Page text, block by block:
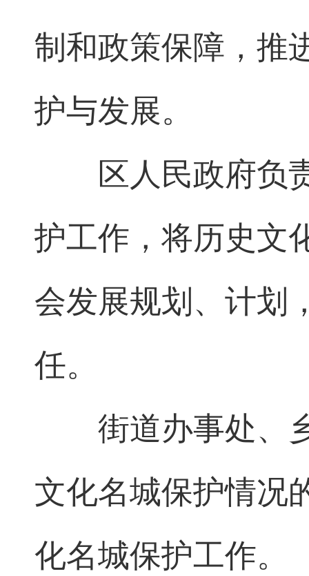
制和政策保障，推
护与发展。
区人民政府负
护工作，将历史文
会发展规划、计划
任。
街道办事处、
文化名城保护情况
化名城保护工作。